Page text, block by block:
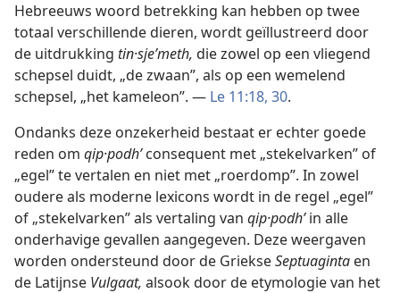
Hebreeuws woord betrekking kan hebben op twee
totaal verschillende dieren, wordt geïllustreerd door
de uitdrukking tin·sjeʹmeth, die zowel op een vliegend
schepsel duidt, „de zwaan”, als op een wemelend
schepsel, „het kameleon”. — Le 11:18, 30.
Ondanks deze onzekerheid bestaat er echter goede
reden om qip·podhʹconsequent met „stekelvarken” of
„egel” te vertalen en niet met „roerdomp”. In zowel
oudere als moderne lexicons wordt in de regel „egel”
of „stekelvarken” als vertaling van qip·podhʹin alle
onderhavige gevallen aangegeven. Deze weergaven
worden ondersteund door de GriekseSeptuaginta en
de Latijnse Vulgaat, alsook door de etymologie van het